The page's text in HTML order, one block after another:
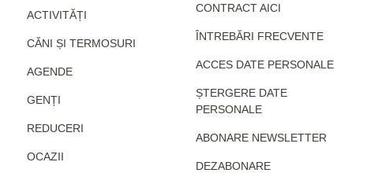
ACTIVITĂȚI
CĂNI ȘI TERMOSURI
AGENDE
GENȚI
REDUCERI
OCAZII
CONTRACT AICI
ÎNTREBĂRI FRECVENTE
ACCES DATE PERSONALE
ȘTERGERE DATE
PERSONALE
ABONARE NEWSLETTER
DEZABONARE